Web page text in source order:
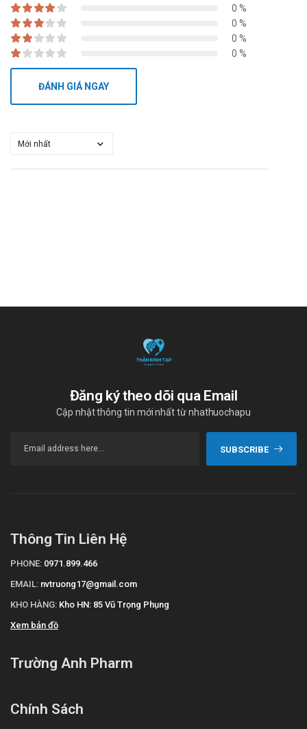
0 %
0 %
0 %
0 %
ĐÁNH GIÁ NGAY
Đăng ký theo dõi qua Email
Cập nhật thông tin mới nhất từ nhathuochapu
SUBSCRIBE
Thông Tin Liên Hệ
PHONE: 0971.899.466
EMAIL: nvtruong17@gmail.com
KHO HÀNG: Kho HN: 85 Vũ Trọng Phụng
Xem bản đồ
Trường Anh Pharm
Chính Sách